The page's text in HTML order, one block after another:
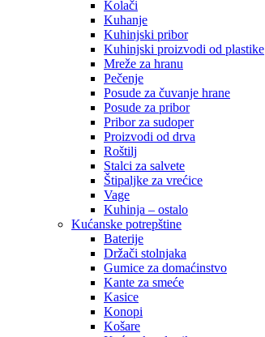
Kolači
Kuhanje
Kuhinjski pribor
Kuhinjski proizvodi od plastike
Mreže za hranu
Pečenje
Posude za čuvanje hrane
Posude za pribor
Pribor za sudoper
Proizvodi od drva
Roštilj
Stalci za salvete
Štipaljke za vrećice
Vage
Kuhinja – ostalo
Kućanske potrepštine
Baterije
Držači stolnjaka
Gumice za domaćinstvo
Kante za smeće
Kasice
Konopi
Košare